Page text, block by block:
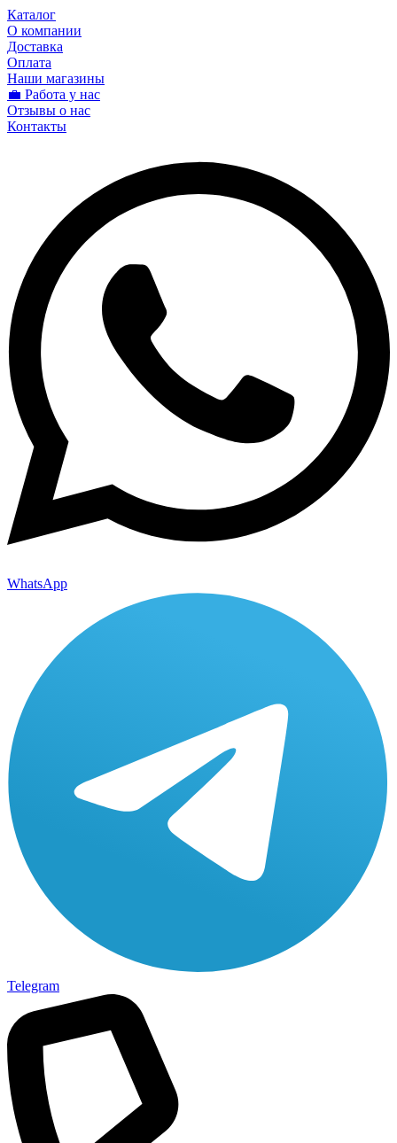
Каталог
О компании
Доставка
Оплата
Наши магазины
💼 Работа у нас
Отзывы о нас
Контакты
WhatsApp
Telegram